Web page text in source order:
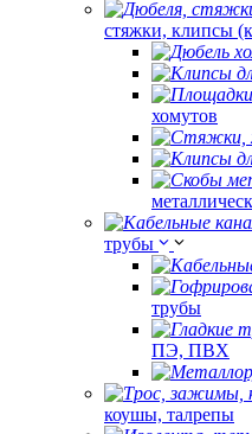
стяжки, клипсы
хомутов
трубы
трубы
ПЭ, ПВХ
коушы, талрепы